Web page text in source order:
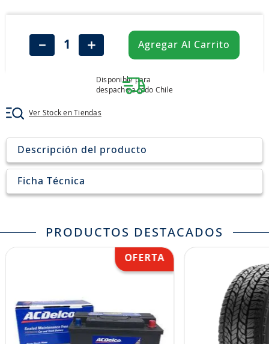
＋
－ Agregar Al Carrito
Disponible para
despacho a todo Chile
Ver Stock en Tiendas
Descripción del producto
Ficha Técnica
PRODUCTOS DESTACADOS
john deere